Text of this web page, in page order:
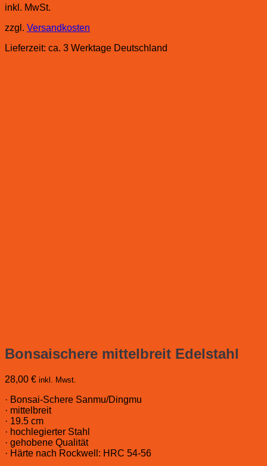
inkl. MwSt.
zzgl. Versandkosten
Lieferzeit: ca. 3 Werktage Deutschland
Bonsaischere mittelbreit Edelstahl
28,00 € inkl. Mwst.
· Bonsai-Schere Sanmu/Dingmu
· mittelbreit
· 19.5 cm
· hochlegierter Stahl
· gehobene Qualität
· Härte nach Rockwell: HRC 54-56